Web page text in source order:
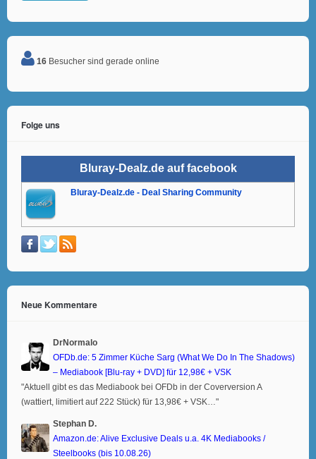
16 Besucher sind gerade online
Folge uns
Bluray-Dealz.de auf facebook
Bluray-Dealz.de - Deal Sharing Community
Neue Kommentare
DrNormalo
OFDb.de: 5 Zimmer Küche Sarg (What We Do In The Shadows)
– Mediabook [Blu-ray + DVD] für 12,98€ + VSK
"Aktuell gibt es das Mediabook bei OFDb in der Coverversion A
(wattiert, limitiert auf 222 Stück) für 13,98€ + VSK…"
Stephan D.
Amazon.de: Alive Exclusive Deals u.a. 4K Mediabooks /
Steelbooks (bis 10.08.26)